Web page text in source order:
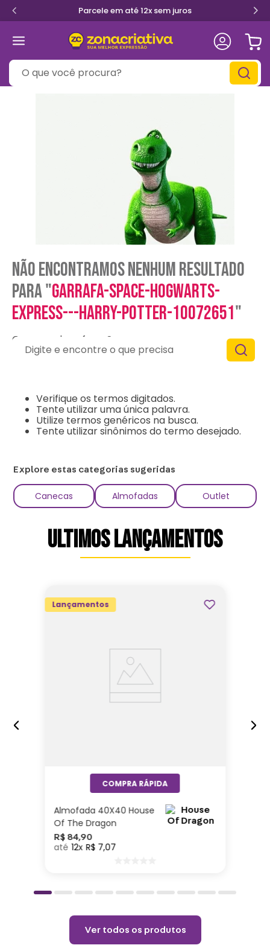
Parcele em até 12x sem juros
O que você procura?
Não encontramos nenhum resultado
para "garrafa-space-hogwarts-
express---harry-potter-10072651"
O que eu devo fazer?
Verifique os termos digitados.
Tente utilizar uma única palavra.
Utilize termos genéricos na busca.
Tente utilizar sinônimos do termo desejado.
Digite e encontre o que precisa
Explore estas categorias sugeridas
Canecas Almofadas Outlet
ULTIMOS LANÇAMENTOS
Lançamentos
Almofada 40X40 House
Of The Dragon
R$ 84,90
12 R$ 7,07
Ver todos os produtos